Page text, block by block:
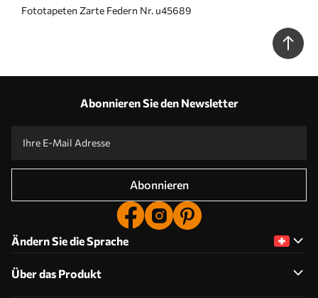
Fototapeten Zarte Federn Nr. u45689
Abonnieren Sie den Newsletter
Abonnieren
Ändern Sie die Sprache
Über das Produkt